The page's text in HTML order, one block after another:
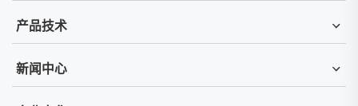
产品技术
新闻中心